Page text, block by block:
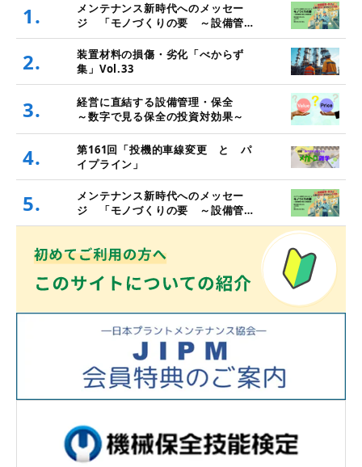
1.
メンテナンス新時代へのメッセー
ジ 「モノづくりの要 ～設備管
理・保全と価値創造～」
2.
装置材料の損傷・劣化「べからず
集」Vol.33
3.
経営に直結する設備管理・保全
～数字で見る保全の投資対効果～
4.
第161回「投機的車線変更 と パ
イプライン」
5.
メンテナンス新時代へのメッセー
ジ 「モノづくりの要 ～設備管
理・保全と価値創造～」